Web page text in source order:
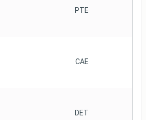
PTE
CAE
DET